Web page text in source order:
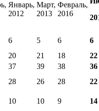
Январь,
2012
Март,
2013
Февраль,
2016
6 5 6
6
20 21 18
22
37 39 38
36
28 26 28
22
10 10 9
14